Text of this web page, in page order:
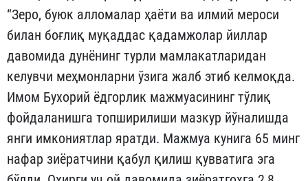
“Зеро, буюк алломалар ҳаёти ва илмий мероси
билан боғлиқ муқаддас қадамжолар йиллар
давомида дунёнинг турли мамлакатларидан
келувчи меҳмонларни ўзига жалб этиб келмоқда.
Имом Бухорий ёдгорлик мажмуасининг тўлиқ
фойдаланишга топширилиши мазкур йўналишда
янги имкониятлар яратди. Мажмуа кунига 65 минг
нафар зиёратчини қабул қилиш қувватига эга